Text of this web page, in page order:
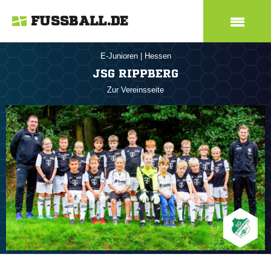
FUSSBALL.DE
E-Junioren Hessen
JSG RIPPBERG
Zur Vereinsseite